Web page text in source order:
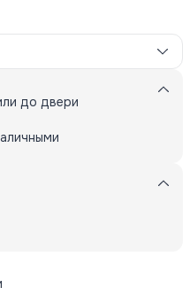
до двери